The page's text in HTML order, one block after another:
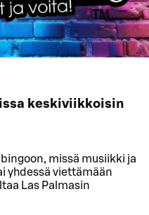
keskiviikkoisin
missä musiikki ja
yhdessä viettämään
Las Palmasin